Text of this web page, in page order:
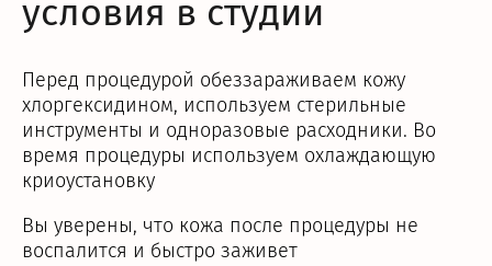
условия в студии
Перед процедурой обеззараживаем кожу
хлоргексидином, используем стерильные
инструменты и одноразовые расходники. Во
время процедуры используем охлаждающую
криоустановку
Вы уверены, что кожа после процедуры не
воспалится и быстро заживет